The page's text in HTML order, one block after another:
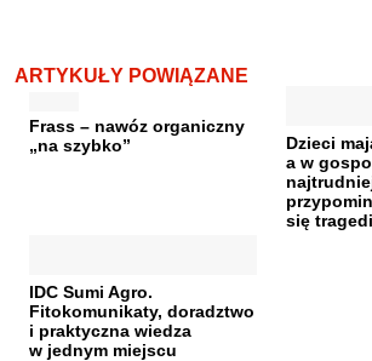
ARTYKUŁY POWIĄZANE
Frass – nawóz organiczny
„na szybko”
Dzieci
a w
się
IDC Sumi Agro.
Fitokomunikaty, doradztwo
i praktyczna wiedza
w jednym miejscu